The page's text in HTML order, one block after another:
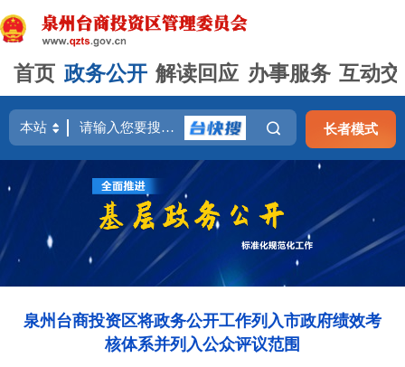
首页 政务公开 解读回应 办事服务 互动
长者模式
泉州台商投资区将政务公开工作列入市政府绩效考
核体系并列入公众评议范围